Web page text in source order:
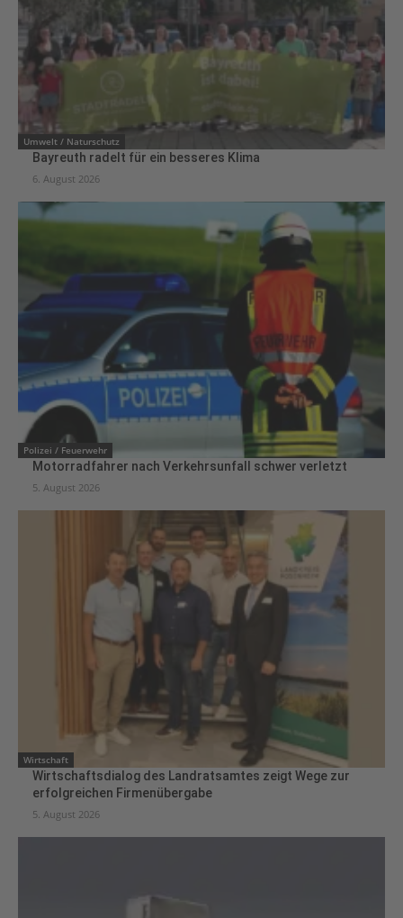
Umwelt / Naturschutz
Bayreuth radelt für ein besseres Klima
6. August 2026
Polizei / Feuerwehr
Motorradfahrer nach Verkehrsunfall schwer verletzt
5. August 2026
Wirtschaft
Wirtschaftsdialog des Landratsamtes zeigt Wege zur
erfolgreichen Firmenübergabe
5. August 2026